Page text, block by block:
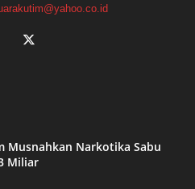
Musnahkan Narkotika Sabu
Miliar